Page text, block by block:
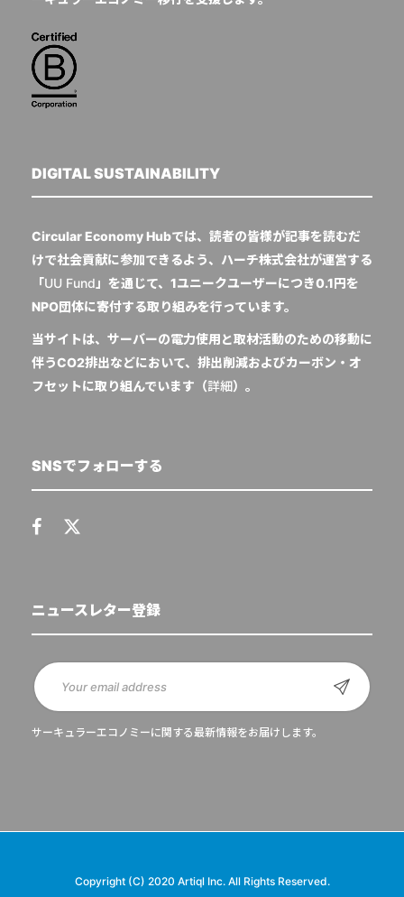
DIGITAL SUSTAINABILITY
Circular Economy Hubでは、読者の皆様が記事を読むだ
けで社会貢献に参加できるよう、ハーチ株式会社が運営する
「UU Fund 」を通じて、1ユニークユーザーにつき0.1円を
NPO団体に寄付する取り組みを行っています。
当サイトは、サーバーの電力使用と取材活動のための移動に
伴うCO2排出などにおいて、排出削減およびカーボン・オ
フセットに取り組んでいます（詳細）。
SNSでフォローする
ニュースレター登録
サーキュラーエコノミーに関する最新情報をお届けします。
Copyright (C) 2020 Artiql Inc. All Rights Reserved.